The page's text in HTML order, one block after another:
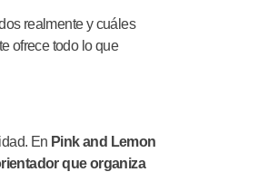
realmente y cuáles
ofrece todo lo que
En Pink and Lemon
que organiza